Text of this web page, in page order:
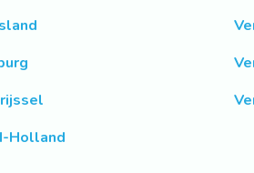
Holland